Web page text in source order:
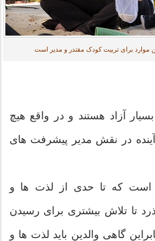
موارد برای تربیت کودک مقتدر و مدیر است
آزاد هستند و در واقع هیچ
آینده در نقش مدیر پیشرفت های
که تا حدی از لذت ها و
تا تلاش بیشتری برای رسیدن
گاهی والدین باید لذت ها و